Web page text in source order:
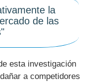
la
de las
esta investigación
a competidores